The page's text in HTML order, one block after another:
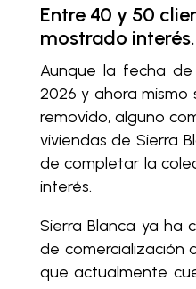
Entre 40 y 50
mostrado interés.
Aunque la fecha
2026 y ahora
removido, alguno
viviendas de Sierra
de completar la
interés.
Sierra Blanca ya ha
de comercialización
que actualmente